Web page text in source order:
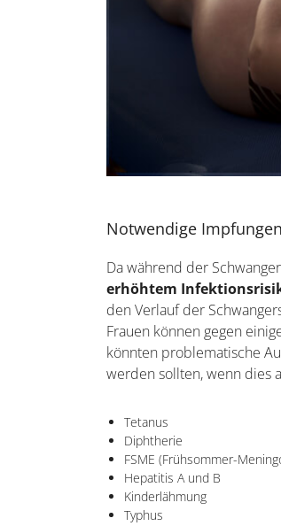
Notwendige Impfungen
Da während der
erhöhtem
den Verlauf der
Frauen können gegen
könnten problematische
werden sollten, wenn dies
Tetanus
Diphtherie
FSME (Frühsommer-
Hepatitis A und B
Kinderlähmung
Typhus